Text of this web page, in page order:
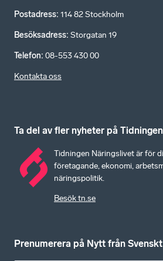
Postadress: 114 82 Stockholm
Besöksadress: Storgatan 19
Telefon: 08-553 430 00
Kontakta oss
Ta del av fler nyheter på
Tidningen Näringslivet är för
företagande, ekonomi,
näringspolitik.
Besök tn.se
Prenumerera på Nytt från